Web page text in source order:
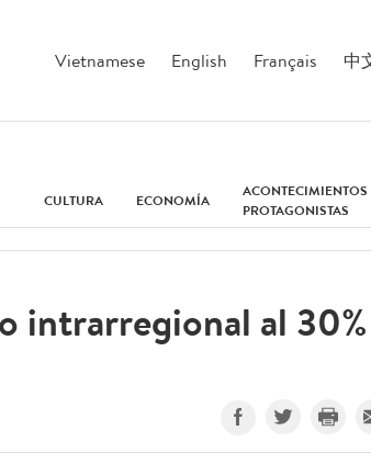
Vietnamese English Français 中
CULTURA ECONOMÍA
ACONTECIMIENTOS
PROTAGONISTAS
intrarregional al 30%